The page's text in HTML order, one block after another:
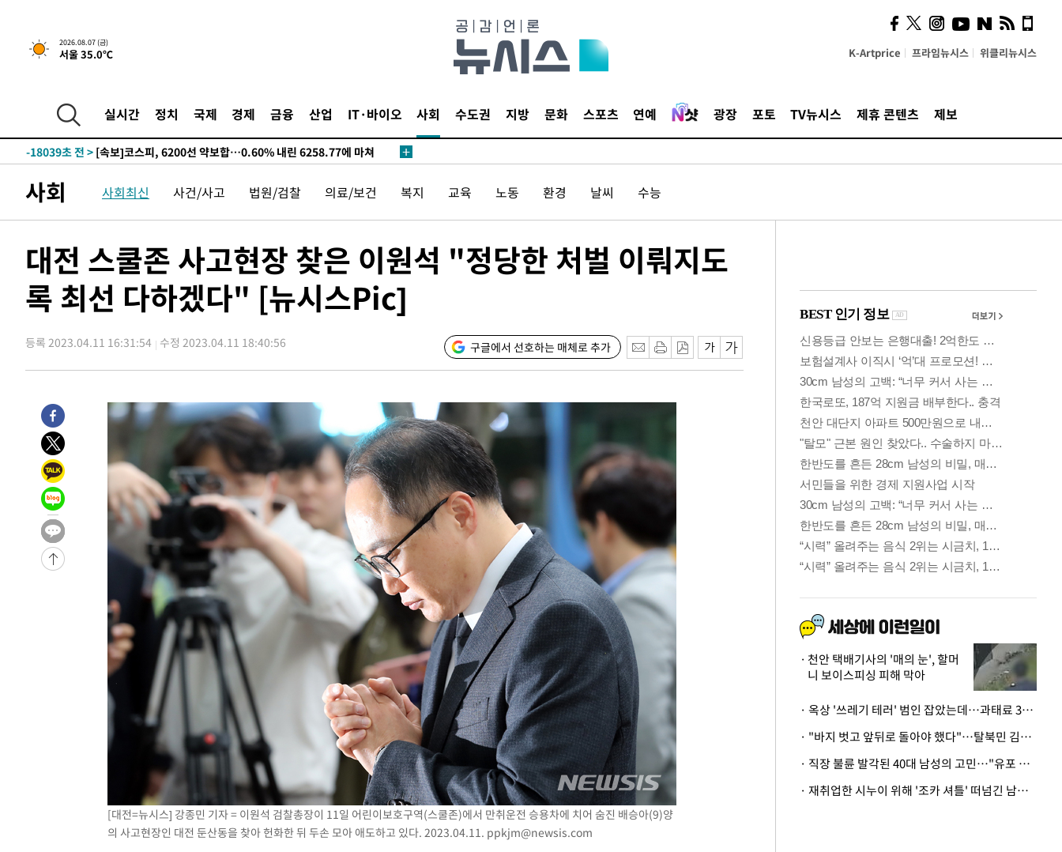
2026.08.07 (금)
서울 35.0℃ K-Artprice 프라임뉴시스 위클리뉴시스
실시간 정치 국제 경제 금융 산업 IT·바이오 사회 수도권 지방 문화 스포츠 연예 광장 포토 TV뉴시스 제휴 콘텐츠 제보
갈 수도
-23937초 전 >낮 최고 37도 찜통더위…곳곳 소나기·강원 많은 비[내일날씨]
-22243초 전 >SK하이닉스, 용인·청주 팹에 54조 투자…"AI 메모리 수요 선제 대
-18352초 전 >
외국인 심판 성 접대 7경기 들여다보니…한국 축구 '5승 2무'
-18086초 전 >
-18039초 전 > [속보]코스피, 6200선 약보합…0.60% 내린 6258.77에 마쳐
-17908초 전 >
[속보] 노원서 40.1도 관측…서울, 2018년 이후 첫 40도
-14998초 전 >[속보]종합특검, '계엄 수용공간 확보' 신용해 前교정본부장 기소
-13842초 전 >11시간 압수수색에 성접대 파문까지…'쑥대밭' 된 축구협회
-12864초 전 > [속보]규제합리화위원회 부위원장에 김태유 서울대 공대 교수…이
병태 후임
-9222초 전 >
[속보]국힘 윤리위, '돌려차기 발언' 진종오·서범수 징계 절차 개시
-1707초 전 >[속보]'채상병 순직 책임' 임성근, 항소심도 징역 3년
-1573초 전 >[속보]종합특검, '관저이전 봐주기 감사' 유병호 구속기소
-26059초 전 >
"낮 기온 소폭 하락"…수도권 폭염중대경보, 폭염경보로 하향
-26023초 전 >
[속보]이 대통령, '호우피해' 안동·의성 관할 4개 면 특별재난지역
선포
-25986초 전 >
[단독]중수청 지원 검사들, 정원 초과 시 낮은 계급 임용…희망지 못
갈 수도
-23957초 전 >
낮 최고 37도 찜통더위…곳곳 소나기·강원 많은 비[내일날씨]
-22263초 전 >
SK하이닉스, 용인·청주 팹에 54조 투자…"AI 메모리 수요 선제 대
응"
-19119초 전 >
여자배구 이재영·이다영 자매, 아제르바이잔 투란VC 입단
-18372초 전 >
외국인 심판 성 접대 7경기 들여다보니…한국 축구 '5승 2무'
-18106초 전 >
[속보]코스닥, 2.86포인트(0.36%) 내린 798.81마감
[속보]코스피, 6200선 약보합…0.60% 내린 6258.77에 마쳐
[속보]원·달러 환율, 7.7원 내린 1416.1원 마감
[속보] 노원서 40.1도 관측…서울, 2018년 이후 첫 40도
[속보]종합특검, '계엄 수용공간 확보' 신용해 前교정본부장 기소
외신들도 주목한 韓축구 파문…"국민적 공분에 수사 재개"
11시간 압수수색에 성접대 파문까지…'쑥대밭' 된 축구협회
[속보]규제합리화위원회 부위원장에 김태유 서울대 공대 교수…이
[속보]국힘 윤리위, '돌려차기 발언' 진종오·서범수 징계 절차 개시
[속보] 7월 중국 수출 23.9%↑ 수입 27.5%↑…무역총액 25.3%↑
[속보]'채상병 순직 책임' 임성근, 항소심도 징역 3년
[속보]종합특검, '관저이전 봐주기 감사' 유병호 구속기소
민주 콩고 에볼라환자 4천명 돌파, 4053명 발생 1850명 사망
사회 사회최신 사건/사고 법원/검찰 의료/보건 복지 교육 노동 환경 날씨 수능
대전 스쿨존 사고현장 찾은 이원석 "정당한 처벌 이뤄지도
록 최선 다하겠다" [뉴시스Pic]
등록 2023.04.11 16:31:54 수정 2023.04.11 18:40:56 구글에서 선호하는 매체로 추가
[대전=뉴시스] 강종민 기자 = 이원석 검찰총장이 11일 어린이보호구역(스쿨존)에서 만취운전 승용차에 치어 숨진 배승아(9)양
의 사고현장인 대전 둔산동을 찾아 헌화한 뒤 두손 모아 애도하고 있다. 2023.04.11. ppkjm@newsis.com
시, 스마트폰 액세서리에
NFC 더했다
천안 택배기사의 '매의 눈', 할머
니 보이스피싱 피해 막아
· 옥상 '쓰레기 테러' 범인 잡았는데…과태료 3만원 처분에 숙박업주 허탈
· "바지 벗고 앞뒤로 돌아야 했다"…탈북민 김서아, 기쁨조 검사 수치심 회상
· 직장 불륜 발각된 40대 남성의 고민…"유포 동료 명예훼손·협박죄 고소 가능할까"
· 재취업한 시누이 위해 '조카 셔틀' 떠넘긴 남편…아내 "난 못한다"